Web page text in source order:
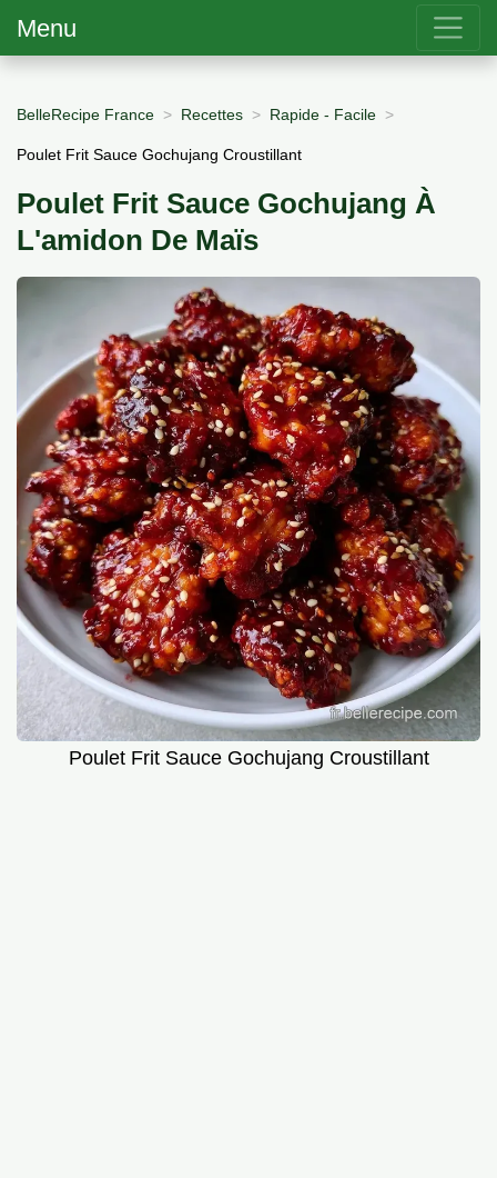
Menu
BelleRecipe France Recettes Rapide - Facile
Poulet Frit Sauce Gochujang Croustillant
Poulet Frit Sauce Gochujang À
L'amidon De Maïs
Poulet Frit Sauce Gochujang Croustillant